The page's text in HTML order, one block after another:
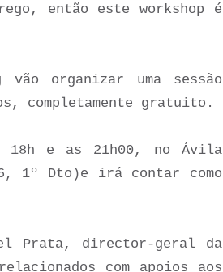
então este workshop é
organizar uma sessão
completamente gratuito.
18h e as 21h00, no Ávila
1º Dto)e irá contar como
Prata, director-geral da
com apoios aos